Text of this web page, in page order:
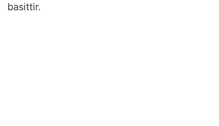
basittir.